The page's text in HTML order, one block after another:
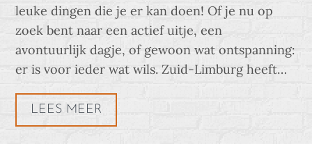
leuke dingen die je er kan doen! Of je nu op
zoek bent naar een actief uitje, een
avontuurlijk dagje, of gewoon wat ontspanning:
er is voor ieder wat wils. Zuid-Limburg heeft…
LEES MEER